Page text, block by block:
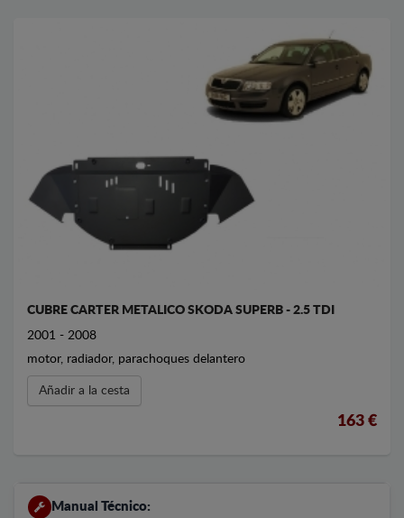
CUBRE CARTER METALICO SKODA SUPERB - 2.5 TDI
2001 - 2008
motor, radiador, parachoques delantero
Añadir a la cesta
163 €
Manual Técnico: